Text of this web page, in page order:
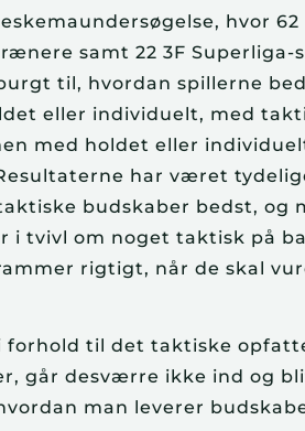
hvor
samt 22 3F
til, hvordan spillerne
eller individuelt, med
med holdet eller
har været
budskaber bedst, og
tvivl om noget taktisk på
rigtigt, når de skal
forhold til det taktiske
går desværre ikke ind og
man leverer